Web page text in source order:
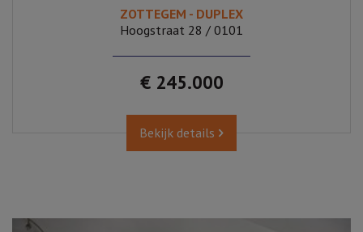
ZOTTEGEM - DUPLEX
Hoogstraat 28 / 0101
€ 245.000
Bekijk details